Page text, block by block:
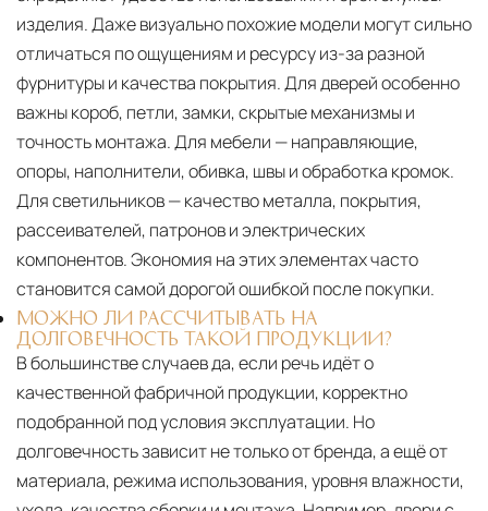
изделия. Даже визуально похожие модели могут сильно
отличаться по ощущениям и ресурсу из-за разной
фурнитуры и качества покрытия. Для дверей особенно
важны короб, петли, замки, скрытые механизмы и
точность монтажа. Для мебели — направляющие,
опоры, наполнители, обивка, швы и обработка кромок.
Для светильников — качество металла, покрытия,
рассеивателей, патронов и электрических
компонентов. Экономия на этих элементах часто
становится самой дорогой ошибкой после покупки.
МОЖНО ЛИ РАССЧИТЫВАТЬ НА
ДОЛГОВЕЧНОСТЬ ТАКОЙ ПРОДУКЦИИ?
В большинстве случаев да, если речь идёт о
качественной фабричной продукции, корректно
подобранной под условия эксплуатации. Но
долговечность зависит не только от бренда, а ещё от
материала, режима использования, уровня влажности,